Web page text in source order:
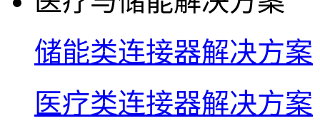
储能类连接器解决方案
医疗类连接器解决方案